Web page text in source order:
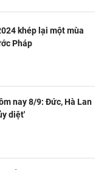
khép lại một mùa
Pháp
nay 8/9: Đức, Hà Lan
diệt'